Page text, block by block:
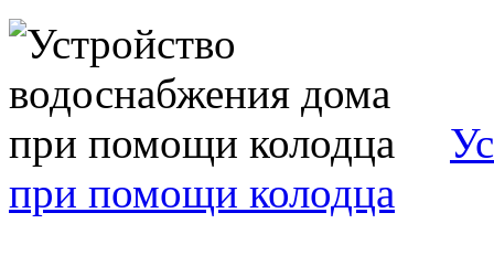
при помощи колодца